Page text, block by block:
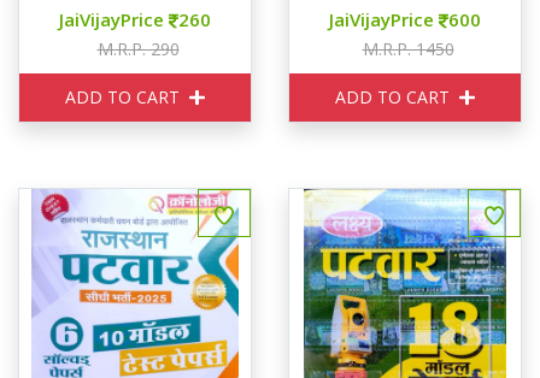
JaiVijayPrice 260
M.R.P. 290
ADD TO CART
JaiVijayPrice 600
M.R.P. 1450
ADD TO CART